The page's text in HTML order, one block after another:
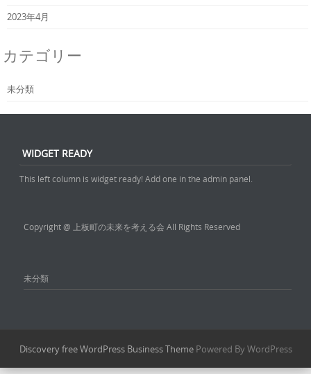
2023年4月
カテゴリー
未分類
WIDGET READY
This left column is widget ready! Add one in the admin panel.
Copyright @ 上板町の未来を考える会 All Rights Reserved
未分類
Discovery free WordPress Business ThemePowered By WordPress